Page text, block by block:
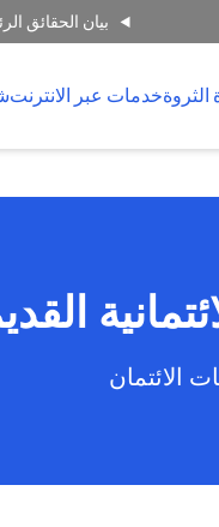
بيان الحقائق
الثروةخدمات عبر الانترنت
الائتمان